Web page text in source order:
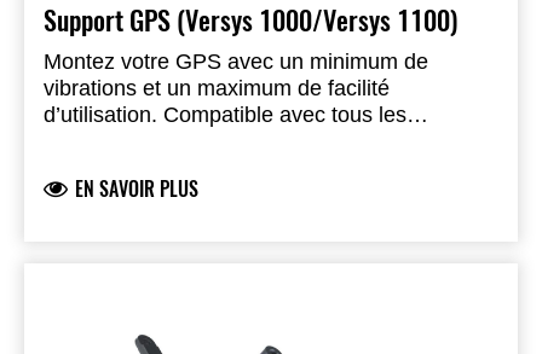
Support GPS (Versys 1000/Versys 1100)
Montez votre GPS avec un minimum de
vibrations et un maximum de facilité
d’utilisation. Compatible avec tous les
EN SAVOIR PLUS